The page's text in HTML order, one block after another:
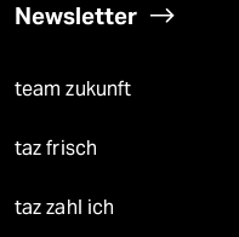
Newsletter
team zukunft
taz frisch
taz zahl ich